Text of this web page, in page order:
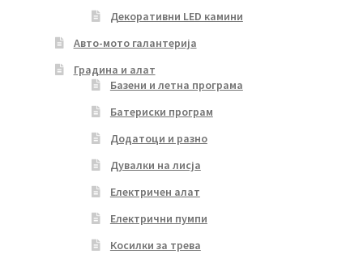
Декоративни LED камини
Авто-мото галантерија
Градина и алат
Базени и летна програма
Батериски програм
Додатоци и разно
Дувалки на лисја
Електричен алат
Електрични пумпи
Косилки за трева